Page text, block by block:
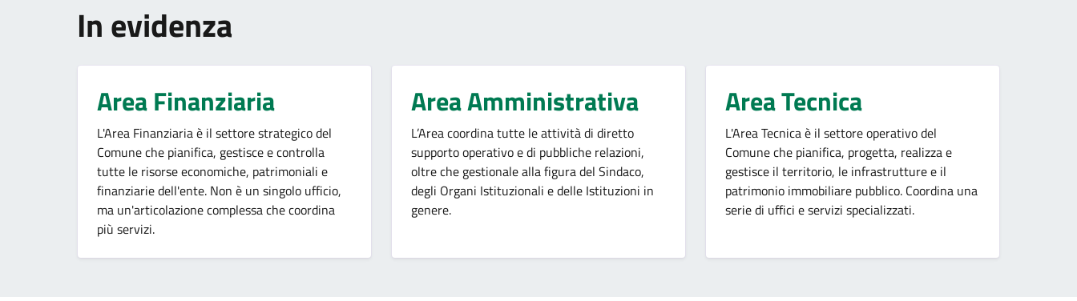
In evidenza
Area Finanziaria
L'Area Finanziaria è il settore strategico del
Comune che pianifica, gestisce e controlla
tutte le risorse economiche, patrimoniali e
finanziarie dell'ente. Non è un singolo ufficio,
ma un'articolazione complessa che coordina
più servizi.
Area Amministrativa
L’Area coordina tutte le attività di diretto
supporto operativo e di pubbliche relazioni,
oltre che gestionale alla figura del Sindaco,
degli Organi Istituzionali e delle Istituzioni in
genere.
Area Tecnica
L'Area Tecnica è il settore operativo del
Comune che pianifica, progetta, realizza e
gestisce il territorio, le infrastrutture e il
patrimonio immobiliare pubblico. Coordina una
serie di uffici e servizi specializzati.